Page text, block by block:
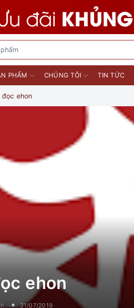
PHẨM CHÚNG TÔI TIN TỨC
đọc ehon
ehon
31/07/2019